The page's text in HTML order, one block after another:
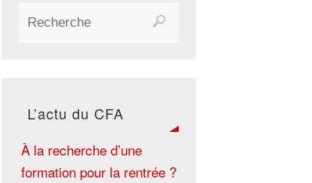
L’actu du CFA
À la recherche d’une
formation pour la rentrée ?